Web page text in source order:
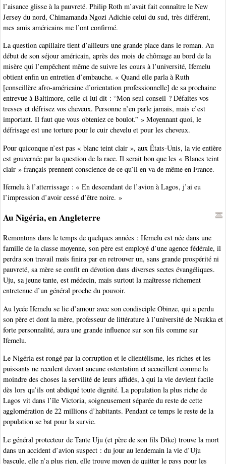
l’aisance glisse à la pauvreté. Philip Roth m’avait fait connaître le New
Jersey du nord, Chimamanda Ngozi Adichie celui du sud, très différent,
mes amis américains me l’ont confirmé.
La question capillaire tient d’ailleurs une grande place dans le roman. Au
début de son séjour américain, après des mois de chômage au bord de la
misère qui l’empêchent même de suivre les cours à l’université, Ifemelu
obtient enfin un entretien d’embauche. « Quand elle parla à Ruth
[conseillère afro-américaine d’orientation professionnelle] de sa prochaine
entrevue à Baltimore, celle-ci lui dit : “Mon seul conseil ? Défaites vos
tresses et défrisez vos cheveux. Personne n’en parle jamais, mais c’est
important. Il faut que vous obteniez ce boulot.” » Moyennant quoi, le
défrisage est une torture pour le cuir chevelu et pour les cheveux.
Pour quiconque n’est pas « blanc teint clair », aux États-Unis, la vie entière
est gouvernée par la question de la race. Il serait bon que les « Blancs teint
clair » français prennent conscience de ce qu’il en va de même en France.
Ifemelu à l’atterrissage : « En descendant de l’avion à Lagos, j’ai eu
l’impression d’avoir cessé d’être noire. »
Au Nigéria, en Angleterre
Remontons dans le temps de quelques années : Ifemelu est née dans une
famille de la classe moyenne, son père est employé d’une agence fédérale, il
perdra son travail mais finira par en retrouver un, sans grande prospérité ni
pauvreté, sa mère se confit en dévotion dans diverses sectes évangéliques.
Uju, sa jeune tante, est médecin, mais surtout la maîtresse richement
entretenue d’un général proche du pouvoir.
Au lycée Ifemelu se lie d’amour avec son condisciple Obinze, qui a perdu
son père et dont la mère, professeur de littérature à l’université de Nsukka et
forte personnalité, aura une grande influence sur son fils comme sur
Ifemelu.
Le Nigéria est rongé par la corruption et le clientélisme, les riches et les
puissants ne reculent devant aucune ostentation et accueillent comme la
moindre des choses la servilité de leurs affidés, à qui la vie devient facile
dès lors qu’ils ont abdiqué toute dignité. La population la plus riche de
Lagos vit dans l’île Victoria, soigneusement séparée du reste de cette
agglomération de 22 millions d’habitants. Pendant ce temps le reste de la
population se bat pour la survie.
Le général protecteur de Tante Uju (et père de son fils Dike) trouve la mort
dans un accident d’avion suspect : du jour au lendemain la vie d’Uju
bascule, elle n’a plus rien, elle trouve moyen de quitter le pays pour les